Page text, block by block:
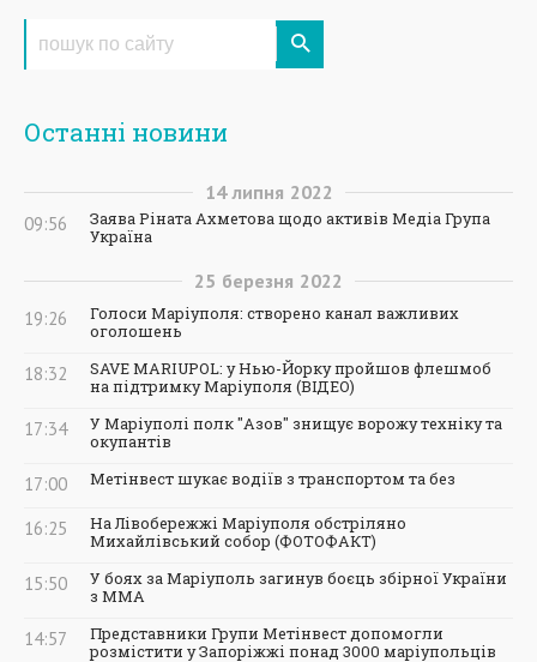
Останні новини
14 липня 2022
09:56
Заява Ріната Ахметова щодо активів Медіа Група
Україна
25 березня 2022
19:26
Голоси Маріуполя: створено канал важливих
оголошень
18:32
SAVE MARIUPOL: у Нью-Йорку пройшов флешмоб
на підтримку Маріуполя (ВІДЕО)
17:34
У Маріуполі полк "Азов" знищує ворожу техніку та
окупантів
17:00 Метінвест шукає водіїв з транспортом та без
16:25
На Лівобережжі Маріуполя обстріляно
Михайлівський собор (ФОТОФАКТ)
15:50
У боях за Маріуполь загинув боєць збірної України
з ММА
14:57
Представники Групи Метінвест допомогли
розмістити у Запоріжжі понад 3000 маріупольців